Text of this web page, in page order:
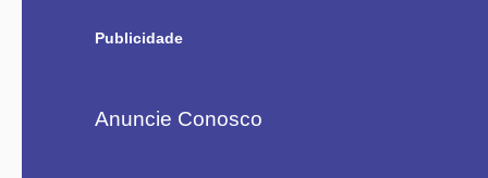
Publicidade
Anuncie Conosco